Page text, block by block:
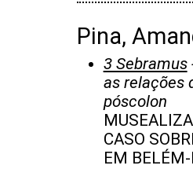
Pina,
3 Sebramus
as relações
póscolon
CASO
EM